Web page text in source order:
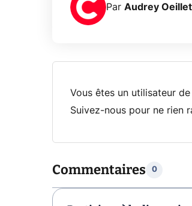
Par Audrey Oeillet
Vous êtes un utilisateur de
Suivez-nous pour ne rien
Commentaires 0